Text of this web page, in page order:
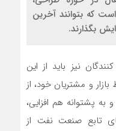
که بتوانند آخرین
بگذارند.
نیز باید از این
و مشتریان خود، از
پشتوانه هم افزایی،
تابع صنعت نفت از